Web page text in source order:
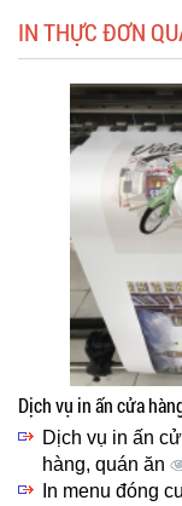
IN THỰC ĐƠN
Dịch vụ in ấn cửa
Dịch vụ in ấn
hàng, quán ăn
In menu đóng